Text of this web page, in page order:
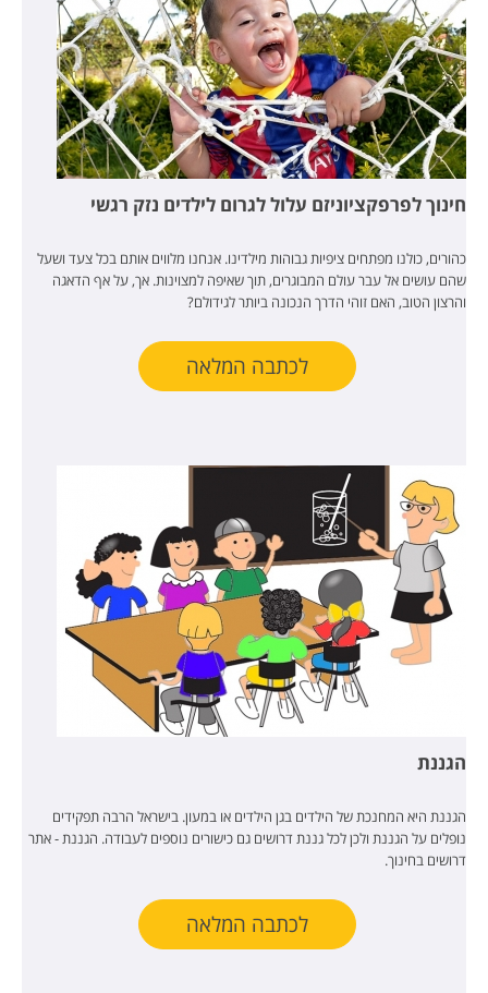
חינוך לפרפקציוניזם עלול לגרום לילדים נזק רגשי
כהורים, כולנו מפתחים ציפיות גבוהות מילדינו. אנחנו מלווים אותם בכל צעד ושעל
שהם עושים אל עבר עולם המבוגרים, תוך שאיפה למצוינות. אך, על אף הדאגה
והרצון הטוב, האם זוהי הדרך הנכונה ביותר לגידולם?
לכתבה המלאה
הגננת
הגננת היא המחנכת של הילדים בגן הילדים או במעון. בישראל הרבה תפקידים
נופלים על הגננת ולכן לכל גננת דרושים גם כישורים נוספים לעבודה. הגננת - אתר
דרושים בחינוך.
לכתבה המלאה